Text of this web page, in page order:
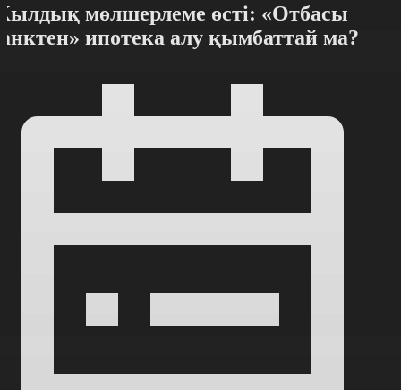
мөлшерлеме өсті: «Отбасы
ипотека алу қымбаттай ма?